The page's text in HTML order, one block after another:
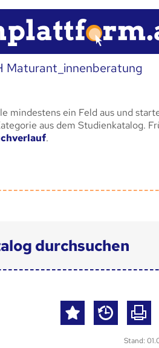
Maturant_innenberatung
mindestens ein Feld aus und
aus dem Studienkatalog.
.
durchsuchen
Stand: